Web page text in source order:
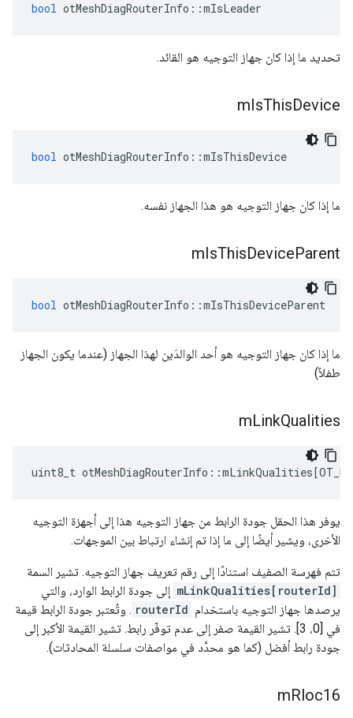
bool otMeshDiagRouterInfo ::mIsLeader
تحديد ما إذا كان جهاز التوجيه هو القائد.
mIsThisDevice
bool otMeshDiagRouterInfo ::mIsThisDevice
ما إذا كان جهاز التوجيه هو هذا الجهاز نفسه.
mIsThisDeviceParent
bool otMeshDiagRouterInfo ::mIsThisDeviceParent
ما إذا كان جهاز التوجيه هو أحد الوالدَين لهذا الجهاز (عندما يكون الجهاز
طفلاً)
mLinkQualities
uint8_t otMeshDiagRouterInfo ::mLinkQualities[
يوفر هذا الحقل جودة الرابط من جهاز التوجيه هذا إلى أجهزة التوجيه
الأخرى، ويشير أيضًا إلى ما إذا تم إنشاء ارتباط بين الموجهات.
تتم فهرسة الصفيف استنادًا إلى رقم تعريف جهاز التوجيه. تشير السمة
mLinkQualities[routerId] إلى جودة الرابط الوارد، والتي
يرصدها جهاز التوجيه باستخدام routerId . وتُعتبر جودة الرابط قيمة
في [0، 3]. تشير القيمة صفر إلى عدم توفّر رابط. تشير القيمة الأكبر إلى
جودة رابط أفضل (كما هو محدَّد في مواصفات سلسلة المحادثات).
mRloc16